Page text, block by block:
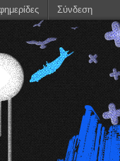
Σύνδεση